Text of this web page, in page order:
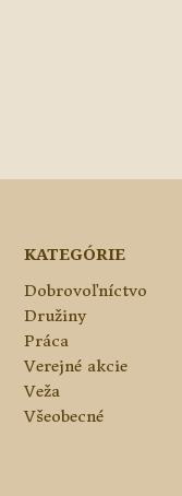
KATEGÓRIE
Dobrovoľníctvo
Družiny
Práca
Verejné akcie
Veža
Všeobecné